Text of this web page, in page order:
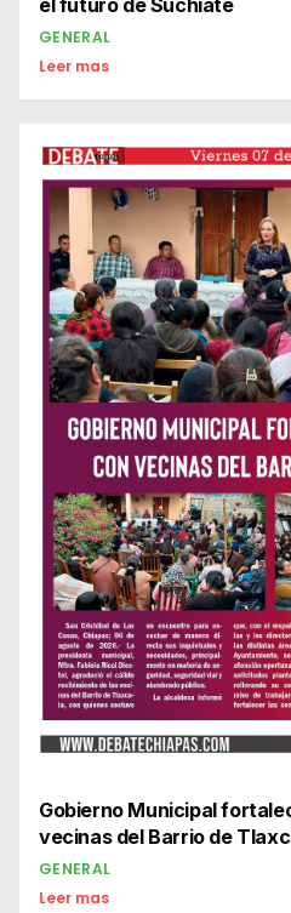
el futuro de Suchiate
GENERAL
Leer mas
Gobierno Municipal
vecinas del Barrio de
GENERAL
Leer mas